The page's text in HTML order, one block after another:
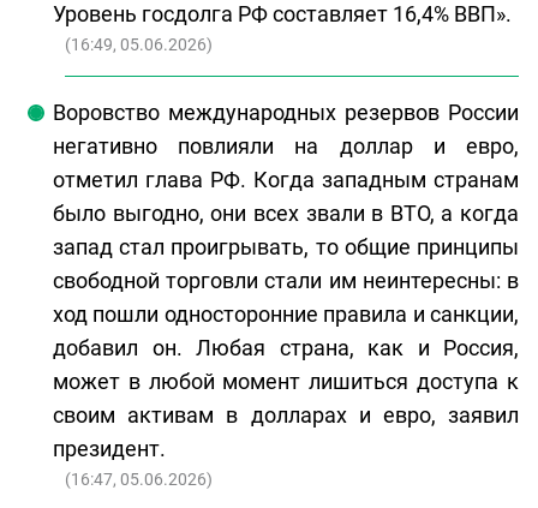
Уровень госдолга РФ составляет 16,4% ВВП».
(16:49, 05.06.2026)
Воровство международных резервов России
негативно повлияли на доллар и евро,
отметил глава РФ. Когда западным странам
было выгодно, они всех звали в ВТО, а когда
запад стал проигрывать, то общие принципы
свободной торговли стали им неинтересны: в
ход пошли односторонние правила и санкции,
добавил он. Любая страна, как и Россия,
может в любой момент лишиться доступа к
своим активам в долларах и евро, заявил
президент.
(16:47, 05.06.2026)